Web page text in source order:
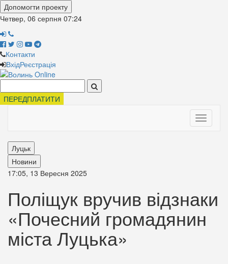
Допомогти проекту
Четвер, 06 серпня 07:24
Контакти
ВхідРеєстрація
ПЕРЕДПЛАТИТИ
Toggle
Луцьк
Новини
17:05, 13 Вересня 2025
Поліщук вручив відзнаки
«Почесний громадянин
міста Луцька»